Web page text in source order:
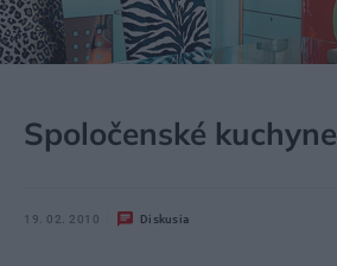
Spoločenské kuchyne
19. 02. 2010 Diskusia